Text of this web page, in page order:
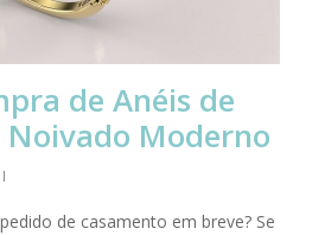
de Anéis de
Moderno
de casamento em breve? Se